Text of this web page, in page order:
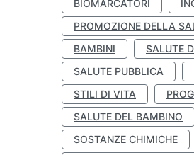
BIOMARCATORI
PROMOZIONE DELLA
BAMBINI
SALUTE
SALUTE PUBBLICA
STILI DI VITA
SALUTE DEL BAMBINO
SOSTANZE CHIMICHE